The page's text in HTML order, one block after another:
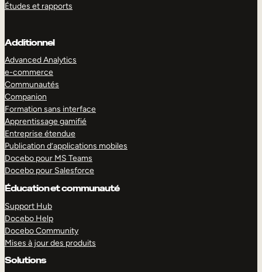
Études et rapports
Additionnel
Advanced Analytics
e-commerce
Communautés
Companion
Formation sans interface
Apprentissage gamifié
Entreprise étendue
Publication d’applications mobiles
Docebo pour MS Teams
Docebo pour Salesforce
Éducation et communauté
Support Hub
Docebo Help
Docebo Community
Mises à jour des produits
Solutions